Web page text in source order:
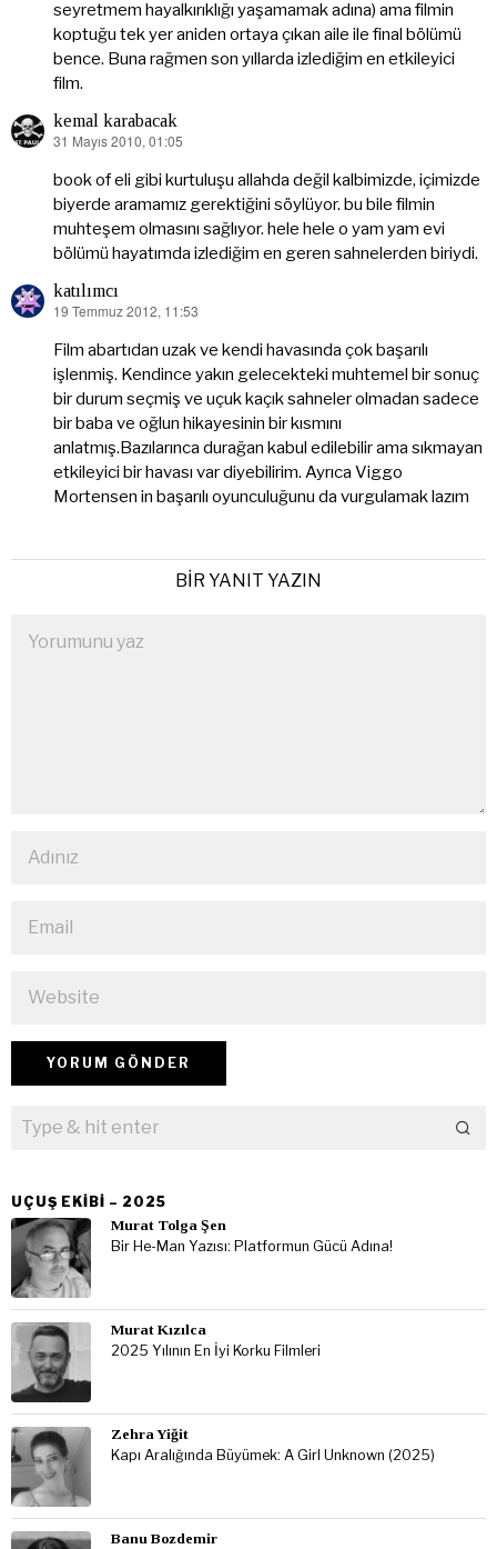
seyretmem hayalkırıklığı yaşamamak adına) ama filmin
koptuğu tek yer aniden ortaya çıkan aile ile final bölümü
bence. Buna rağmen son yıllarda izlediğim en etkileyici
film.
kemal karabacak
dedi
31 Mayıs 2010, 01:05
book of eli gibi kurtuluşu allahda değil kalbimizde, içimizde
biyerde aramamız gerektiğini söylüyor. bu bile filmin
muhteşem olmasını sağlıyor. hele hele o yam yam evi
bölümü hayatımda izlediğim en geren sahnelerden biriydi.
katılımcı
dedi
19 Temmuz 2012, 11:53
Film abartıdan uzak ve kendi havasında çok başarılı
işlenmiş. Kendince yakın gelecekteki muhtemel bir sonuç
bir durum seçmiş ve uçuk kaçık sahneler olmadan sadece
bir baba ve oğlun hikayesinin bir kısmını
anlatmış.Bazılarınca durağan kabul edilebilir ama sıkmayan
etkileyici bir havası var diyebilirim. Ayrıca Viggo
Mortensen in başarılı oyunculuğunu da vurgulamak lazım
BIR YANIT YAZIN
UÇUŞ EKIBI – 2025
Murat Tolga Şen
Bir He-Man Yazısı: Platformun Gücü Adına!
Murat Kızılca
2025 Yılının En İyi Korku Filmleri
Zehra Yiğit
Kapı Aralığında Büyümek: A Girl Unknown (2025)
Banu Bozdemir